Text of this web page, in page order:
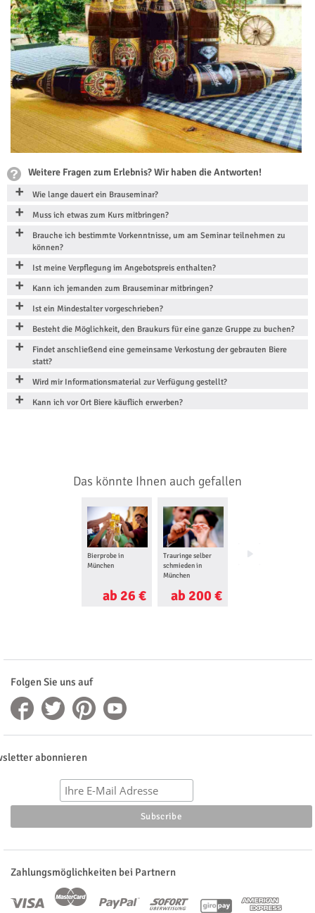
Weitere Fragen zum Erlebnis? Wir haben die Antworten!
Wie lange dauert ein Brauseminar?
Muss ich etwas zum Kurs mitbringen?
Brauche ich bestimmte Vorkenntnisse, um am Seminar teilnehmen zu
können?
Ist meine Verpflegung im Angebotspreis enthalten?
Kann ich jemanden zum Brauseminar mitbringen?
Ist ein Mindestalter vorgeschrieben?
Besteht die Möglichkeit, den Braukurs für eine ganze Gruppe zu buchen?
Findet anschließend eine gemeinsame Verkostung der gebrauten Biere
statt?
Wird mir Informationsmaterial zur Verfügung gestellt?
Kann ich vor Ort Biere käuflich erwerben?
Das könnte Ihnen auch gefallen
Bierprobe in
München
ab 26 €
Trauringe selber
schmieden in
München
ab 200 €
Goldschmiedekurs
Folgen Sie uns auf
abonnieren
Zahlungsmöglichkeiten bei Partnern